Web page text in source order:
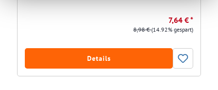
7,64 € *
8,98 €(14.92% gespart)
Details